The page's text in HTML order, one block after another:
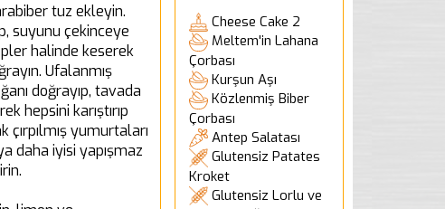
tuz ekleyin.
suyunu çekinceye
halinde keserek
Ufalanmış
doğrayıp, tavada
hepsini karıştırıp
çırpılmış yumurtaları
daha iyisi yapışmaz
Cheese Cake 2
Meltem'in Lahana
Çorbası
Kurşun Aşı
Közlenmiş Biber
Çorbası
Antep Salatası
Glutensiz Patates
Kroket
Glutensiz Lorlu ve